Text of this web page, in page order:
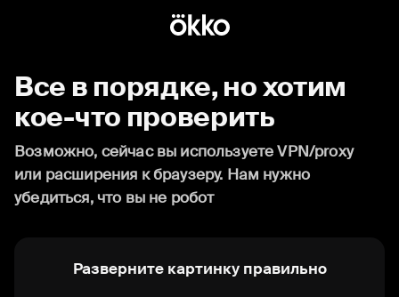
Все в порядке, но хотим
кое-что проверить
Возможно, сейчас вы используете VPN/proxy
или расширения к браузеру. Нам нужно
убедиться, что вы не робот
Разверните картинку правильно